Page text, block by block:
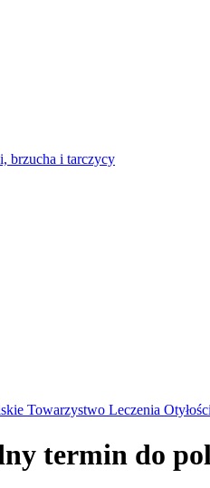
brzucha i tarczycy
Towarzystwo Leczenia
termin do